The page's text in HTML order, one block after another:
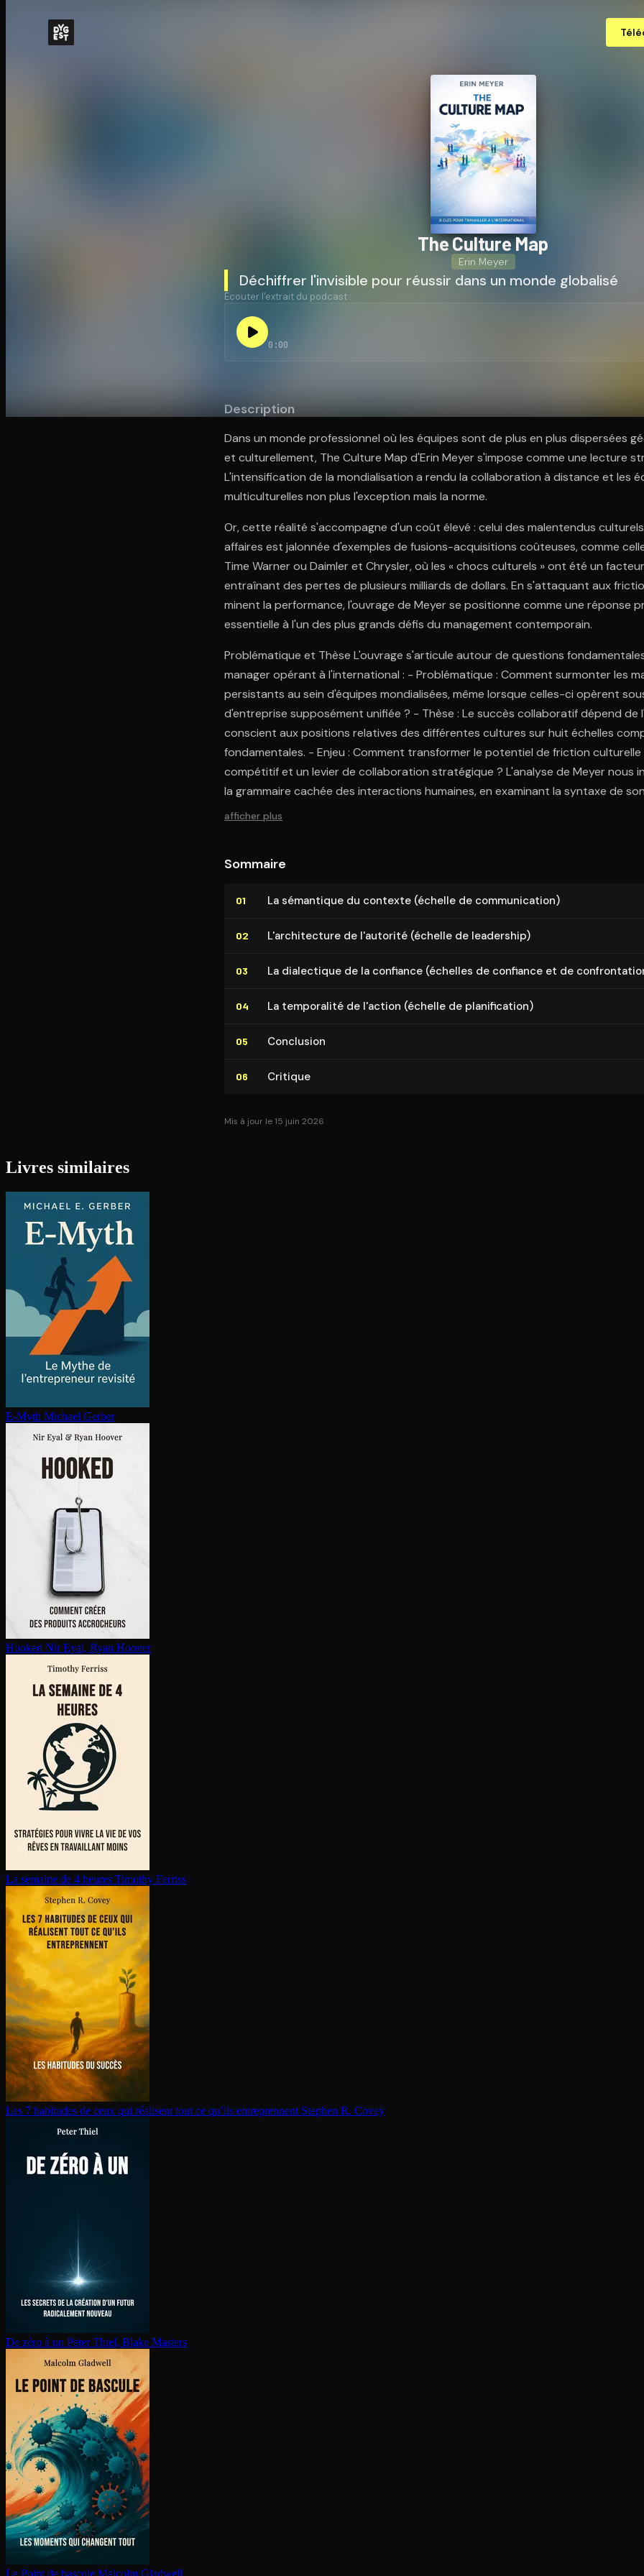
The Culture Map
Erin Meyer
Déchiffrer l'invisible pour réussir dans un monde globalisé
Écouter l'extrait du podcast :
0:00
Description
Dans un monde professionnel où les équipes sont de plus en plus dispersées
et culturellement, The Culture Map d'Erin Meyer s'impose comme une lecture
L'intensification de la mondialisation a rendu la collaboration à distance et les
multiculturelles non plus l'exception mais la norme.
Or, cette réalité s'accompagne d'un coût élevé : celui des malentendus
affaires est jalonnée d'exemples de fusions-acquisitions coûteuses, comme
Time Warner ou Daimler et Chrysler, où les « chocs culturels » ont été un
entraînant des pertes de plusieurs milliards de dollars. En s'attaquant aux
minent la performance, l'ouvrage de Meyer se positionne comme une réponse
essentielle à l'un des plus grands défis du management contemporain.
Problématique et Thèse L'ouvrage s'articule autour de questions
manager opérant à l'international : - Problématique : Comment surmonter les
persistants au sein d'équipes mondialisées, même lorsque celles-ci opèrent
d'entreprise supposément unifiée ? - Thèse : Le succès collaboratif dépend de
conscient aux positions relatives des différentes cultures sur huit échelles
fondamentales. - Enjeu : Comment transformer le potentiel de friction culturelle
compétitif et un levier de collaboration stratégique ? L'analyse de Meyer nous
la grammaire cachée des interactions humaines, en examinant la syntaxe de
afficher plus
Sommaire
01 La sémantique du contexte (échelle de com­mu­ni­ca­tion)
02 L'ar­chi­tec­ture de l'autorité (échelle de leadership)
03 La dialectique de la confiance (échelles de confiance et de
04 La temporalité de l'action (échelle de pla­ni­fi­ca­tion)
05 Conclusion
06 Critique
Mis à jour le 15 juin 2026
Livres similaires
E-Myth Michael Gerber
Hooked Nir Eyal, Ryan Hoover
La semaine de 4 heures Timothy Ferriss
Les 7 habitudes de ceux qui réalisent tout ce qu’ils en­tre­prennent Stephen R. Covey
De zéro à un Peter Thiel, Blake Masters